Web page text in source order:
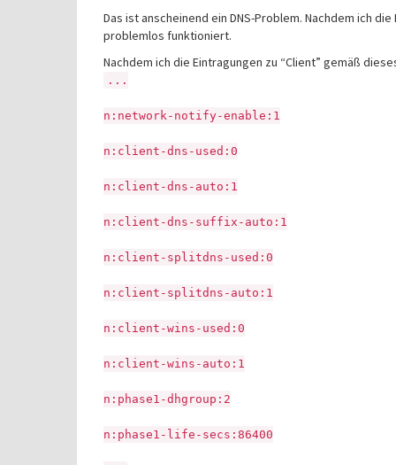
Das ist anscheinend ein DNS-Problem. Nachdem ich
problemlos funktioniert.
Nachdem ich die Eintragungen zu “Client” gemäß
...
n:network-notify-enable:1
n:client-dns-used:0
n:client-dns-auto:1
n:client-dns-suffix-auto:1
n:client-splitdns-used:0
n:client-splitdns-auto:1
n:client-wins-used:0
n:client-wins-auto:1
n:phase1-dhgroup:2
n:phase1-life-secs:86400